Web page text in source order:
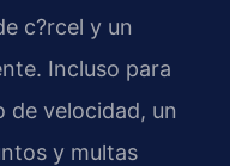
c?rcel y un
Incluso para
de velocidad, un
y multas